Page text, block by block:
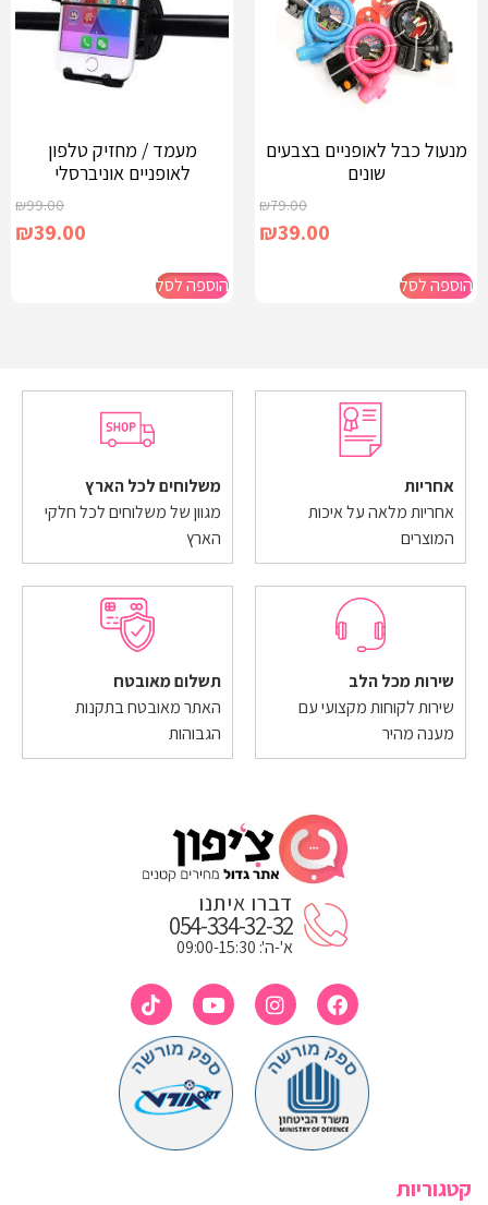
מנעול כבל לאופניים בצבעים
שונים
₪79.00
₪39.00
הוספה לסל
מעמד / מחזיק טלפון
לאופניים אוניברסלי
₪99.00
₪39.00
הוספה לסל
אחריות
אחריות מלאה על איכות
המוצרים
משלוחים לכל הארץ
מגוון של משלוחים לכל חלקי
הארץ
שירות מכל הלב
שירות לקוחות מקצועי עם
מענה מהיר
תשלום מאובטח
האתר מאובטח בתקנות
הגבוהות
דברו איתנו
054-334-32-32
א'-ה': 09:00-15:30
קטגוריות